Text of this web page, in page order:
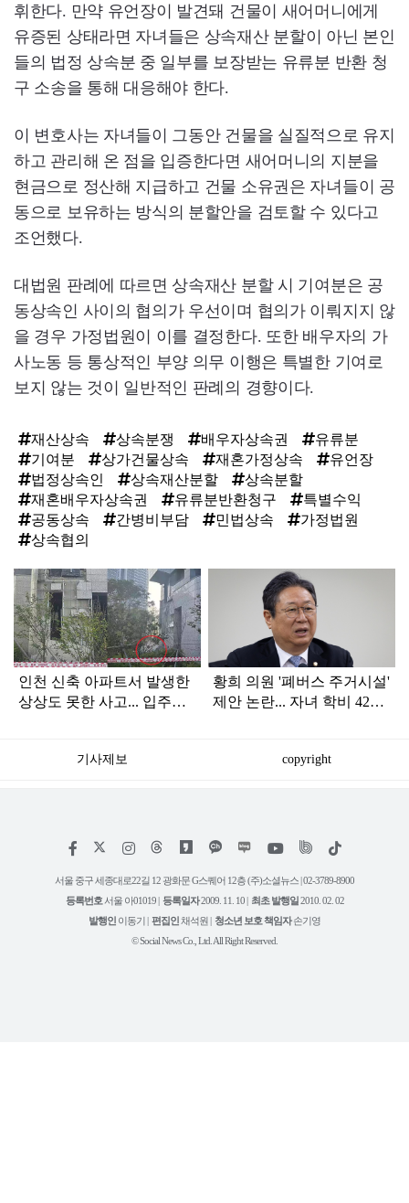
휘한다. 만약 유언장이 발견돼 건물이 새어머니에게
유증된 상태라면 자녀들은 상속재산 분할이 아닌 본인
들의 법정 상속분 중 일부를 보장받는 유류분 반환 청
구 소송을 통해 대응해야 한다.
이 변호사는 자녀들이 그동안 건물을 실질적으로 유지
하고 관리해 온 점을 입증한다면 새어머니의 지분을
현금으로 정산해 지급하고 건물 소유권은 자녀들이 공
동으로 보유하는 방식의 분할안을 검토할 수 있다고
조언했다.
대법원 판례에 따르면 상속재산 분할 시 기여분은 공
동상속인 사이의 협의가 우선이며 협의가 이뤄지지 않
을 경우 가정법원이 이를 결정한다. 또한 배우자의 가
사노동 등 통상적인 부양 의무 이행은 특별한 기여로
보지 않는 것이 일반적인 판례의 경향이다.
재산상속 상속분쟁 배우자상속권
유류분
기여분
상가건물상속 재혼가정상속
유언장
법정상속인
상속재산분할
상속분할
재혼배우자상속권
유류분반환청구
특별수익
공동상속
간병비부담 민법상속
가정법원
상속협의
탑
라
인
인천 신축 아파트서 발생한
상상도 못한 사고... 입주민
황희 의원 '폐버스 주거시설'
제안 논란... 자녀 학비 4200
기사제보 copyright
페
스
인
타
램
위
트
유
튜
틱
서울 중구 세종대로22길 12 광화문 G스퀘어 12층 (주)소셜뉴스 | 02-3789-8900
등록번호 서울 아01019 | 등록일자2009. 11. 10 | 최초 발행일2010. 02. 02
발행인 이동기 | 편집인채석원 | 청소년 보호 책임자손기영
© Social News Co., Ltd. All Right Reserved.